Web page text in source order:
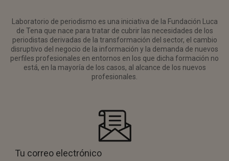
Laboratorio de periodismo es una iniciativa de la Fundación Luca
de Tena que nace para tratar de cubrir las necesidades de los
periodistas derivadas de la transformación del sector, el cambio
disruptivo del negocio de la información y la demanda de nuevos
perfiles profesionales en entornos en los que dicha formación no
está, en la mayoría de los casos, al alcance de los nuevos
profesionales.